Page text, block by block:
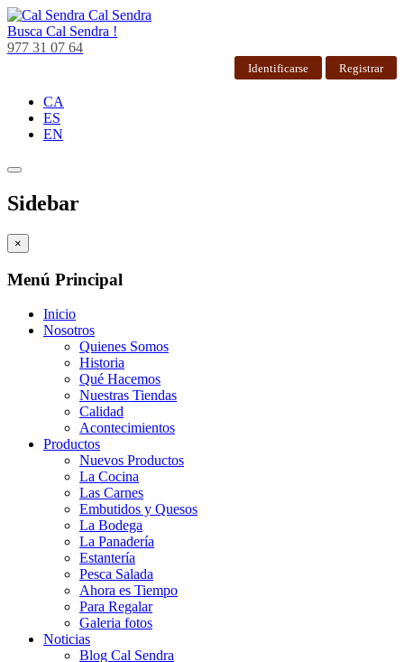
Cal Sendra
Busca Cal Sendra !
977 31 07 64
Identificarse Registrar
CA
ES
EN
Sidebar
×
Menú Principal
Inicio
Nosotros
Quienes Somos
Historia
Qué Hacemos
Nuestras Tiendas
Calidad
Acontecimientos
Productos
Nuevos Productos
La Cocina
Las Carnes
Embutidos y Quesos
La Bodega
La Panadería
Estantería
Pesca Salada
Ahora es Tiempo
Para Regalar
Galeria fotos
Noticias
Blog Cal Sendra